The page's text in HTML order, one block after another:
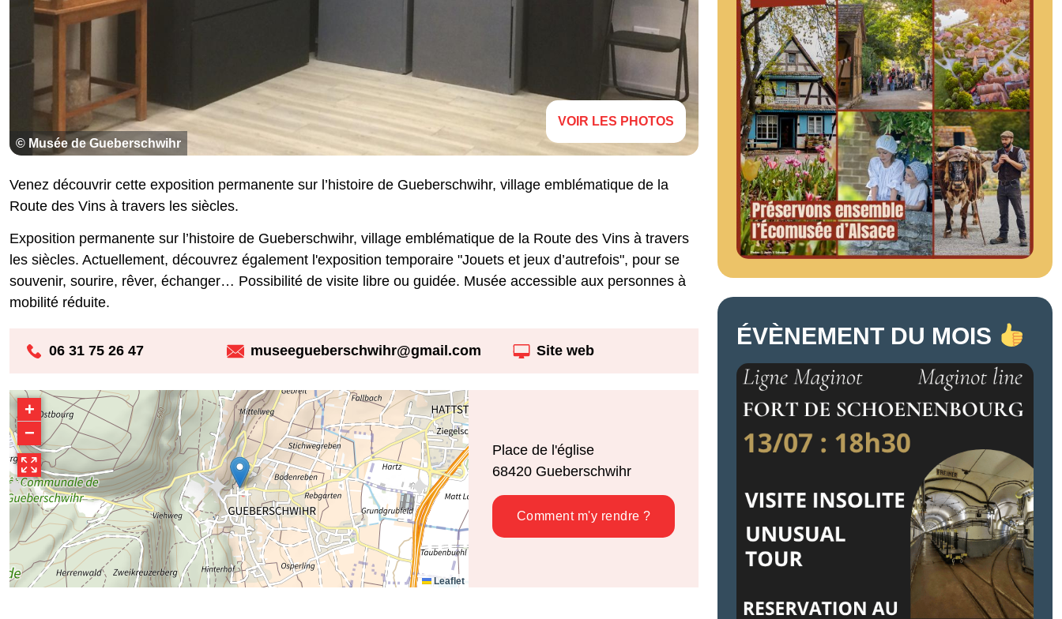
© Musée de Gueberschwihr
VOIR LES PHOTOS
Venez découvrir cette exposition permanente sur l’histoire de Gueberschwihr, village emblématique de la
Route des Vins à travers les siècles.
Exposition permanente sur l’histoire de Gueberschwihr, village emblématique de la Route des Vins à travers
les siècles. Actuellement, découvrez également l'exposition temporaire "Jouets et jeux d’autrefois", pour se
souvenir, sourire, rêver, échanger… Possibilité de visite libre ou guidée. Musée accessible aux personnes à
mobilité réduite.
06 31 75 26 47 museegueberschwihr@gmail.com Site web
+
−
Leaflet
Place de l'église
68420 Gueberschwihr
Comment m'y rendre ?
ÉVÈNEMENT DU MOIS